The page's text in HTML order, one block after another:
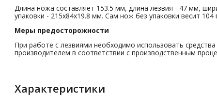
Длина ножа составляет 153.5 мм, длина лезвия - 47 мм,
упаковки - 215x84x19.8 мм. Сам нож без упаковки весит
Меры предосторожности
При работе с лезвиями необходимо использовать
производителем в соответствии с производственным
Характеристики